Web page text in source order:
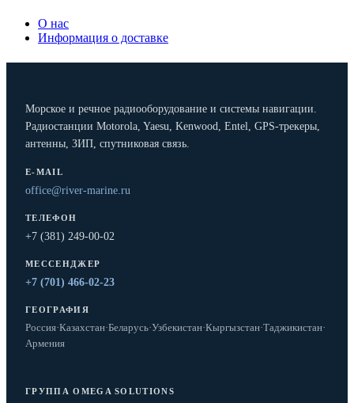
О нас
Информация о доставке
Морское и речное радиооборудование и системы навигации.
Радиостанции Motorola, Yaesu, Kenwood, Entel, GPS-трекеры,
антенны, ЗИП, спутниковая связь.
E-MAIL
office@river-marine.ru
ТЕЛЕФОН
+7 (381) 249-00-02
МЕССЕНДЖЕР
+7 (701) 466-02-23
ГЕОГРАФИЯ
Россия·Казахстан·Беларусь·Узбекистан·Кыргызстан·Таджикистан·
Армения
ГРУППА OMEGA SOLUTIONS